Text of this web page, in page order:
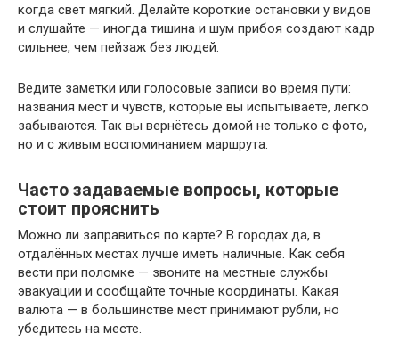
когда свет мягкий. Делайте короткие остановки у видов
и слушайте — иногда тишина и шум прибоя создают кадр
сильнее, чем пейзаж без людей.
Ведите заметки или голосовые записи во время пути:
названия мест и чувств, которые вы испытываете, легко
забываются. Так вы вернётесь домой не только с фото,
но и с живым воспоминанием маршрута.
Часто задаваемые вопросы, которые
стоит прояснить
Можно ли заправиться по карте? В городах да, в
отдалённых местах лучше иметь наличные. Как себя
вести при поломке — звоните на местные службы
эвакуации и сообщайте точные координаты. Какая
валюта — в большинстве мест принимают рубли, но
убедитесь на месте.